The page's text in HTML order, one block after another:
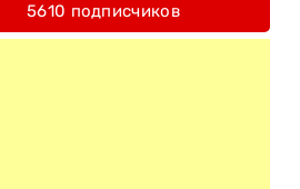
5610 подписчиков